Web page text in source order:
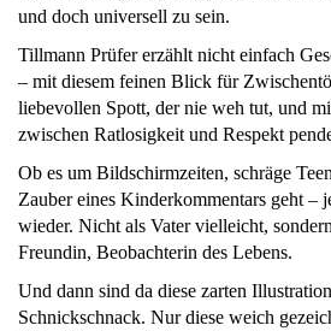
und doch universell zu sein.
Tillmann Prüfer erzählt nicht einfach
– mit diesem feinen Blick für
liebevollen Spott, der nie weh tut, und
zwischen Ratlosigkeit und Respekt
Ob es um Bildschirmzeiten, schräge
Zauber eines Kinderkommentars geht –
wieder. Nicht als Vater vielleicht,
Freundin, Beobachterin des Lebens.
Und dann sind da diese zarten
Schnickschnack. Nur diese weich